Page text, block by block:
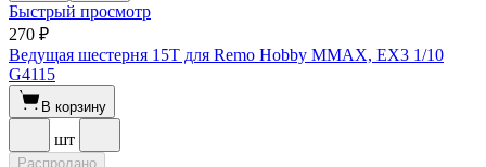
Быстрый просмотр
270 ₽
Ведущая шестерня 15T для Remo Hobby MMAX, EX3 1/10
G4115
В корзину
шт
Распродано